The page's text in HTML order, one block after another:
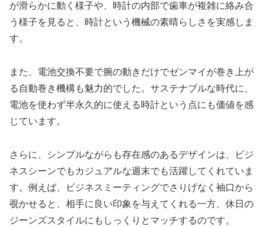
が滑らかに動く様子や、時計の内部で歯車が複雑に絡み合
う様子を見ると、時計という機械の素晴らしさを実感しま
す。
また、電池交換不要で腕の動きだけでゼンマイが巻き上が
る自動巻き機構も魅力的でした。サステナブルな時代に、
電池を使わず半永久的に使える時計という点にも価値を感
じています。
さらに、シンプルながらも存在感のあるデザインは、ビジ
ネスシーンでもカジュアルな週末でも活躍してくれていま
す。例えば、ビジネスミーティングでさりげなく袖口から
覗かせると、相手に良い印象を与えてくれる一方、休日の
ジーンズスタイルにもしっくりとマッチするのです。